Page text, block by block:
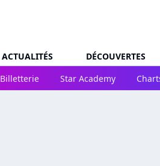
ACTUALITÉS DÉCOUVERTES
Billetterie
Star Academy